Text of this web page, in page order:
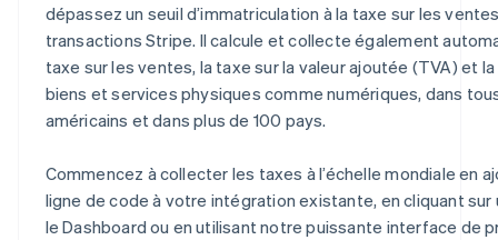
dépassez un seuil d’immatriculation à la taxe sur les
transactions Stripe. Il calcule et collecte également
taxe sur les ventes, la taxe sur la valeur ajoutée (TVA) et la
biens et services physiques comme numériques, dans
américains et dans plus de 100 pays.
Commencez à collecter les taxes à l’échelle mondiale en
ligne de code à votre intégration existante, en cliquant sur
le Dashboard ou en utilisant notre puissante interface de